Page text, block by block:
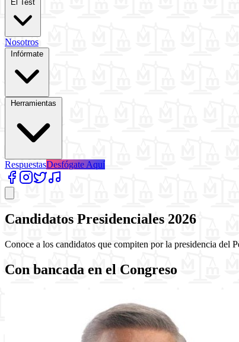
Nosotros
RespuestasDesfógate Aquí
Candidatos Presidenciales 2026
Conoce a los candidatos que compiten por la presidencia del
Con bancada en el Congreso